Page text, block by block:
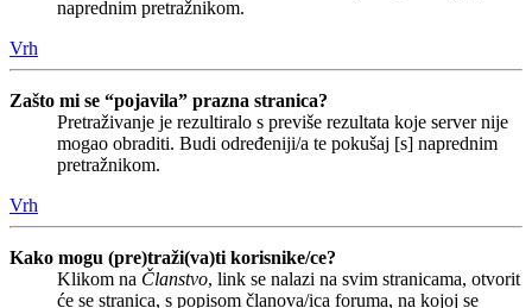
naprednim pretražnikom.
Vrh
Zašto mi se “pojavila” prazna stranica?
Pretraživanje je rezultiralo s previše rezultata koje server nije
mogao obraditi. Budi određeniji/a te pokušaj [s] naprednim
pretražnikom.
Vrh
Kako mogu (pre)traži(va)ti korisnike/ce?
Klikom na Članstvo, link se nalazi na svim stranicama, otvorit
će se stranica, s popisom članova/ica foruma, na kojoj se